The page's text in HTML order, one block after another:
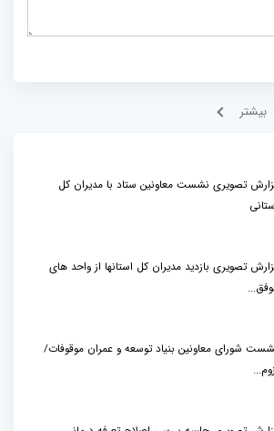
بيشتر
تصویری نشست معاونین ستاد با مدیران کل
تصویری بازدید مدیران کل استانها از واحد های
شورای معاونین بنیاد توسعه و عمران موقوفات/